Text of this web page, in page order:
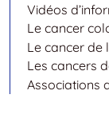
Vidéos
Le cancer
Le cancer de
Les cancers
Associations